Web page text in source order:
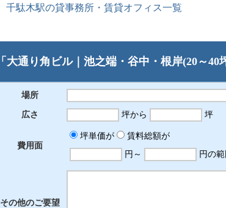
千駄木駅の貸事務所・賃貸オフィス一覧
「大通り角ビル｜池之端・谷中・根岸(20～
場所
広さ 坪から 坪
費用面
坪単価が
賃料総額が
円～
円の範
その他のご要望